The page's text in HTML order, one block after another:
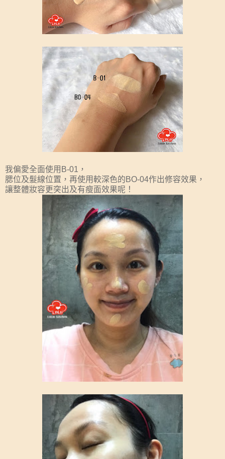
我偏愛全面使用B-01，
腮位及髮線位置，再使用較深色的BO-04作出修容效果，
讓整體妝容更突出及有瘦面效果呢！